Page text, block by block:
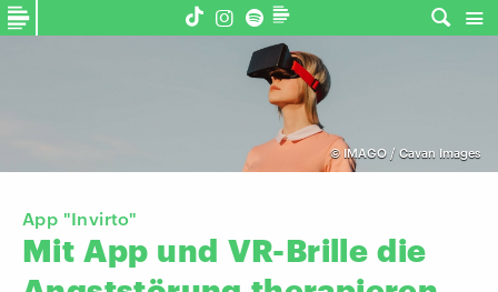
© IMAGO / Cavan Images
App "Invirto"
Mit App und VR-Brille die